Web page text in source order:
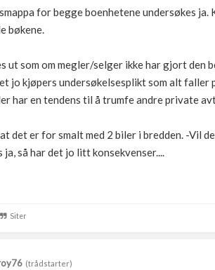
for begge boenhetene undersøkes
bøkene.
ut som om megler/selger ikke har gjort den
jo kjøpers undersøkelsesplikt som alt faller
har en tendens til å trumfe andre private
det er for smalt med 2 biler i bredden. -Vil
ja, så har det jo litt konsekvenser....
Siter
(trådstarter)